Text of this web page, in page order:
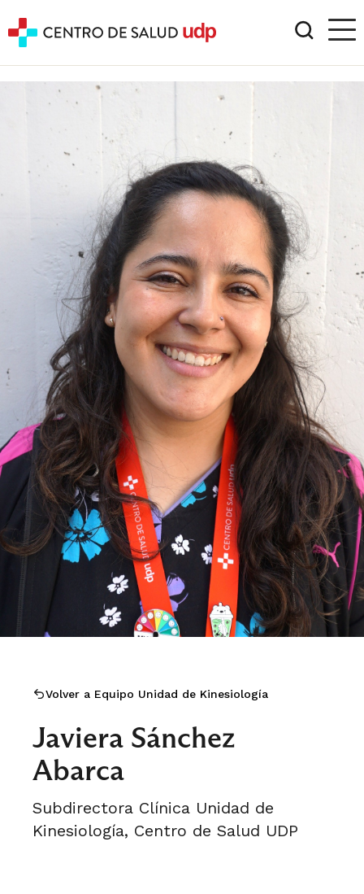
Volver a Equipo Unidad de Kinesiología
Javiera Sánchez
Abarca
Subdirectora Clínica Unidad de
Kinesiología, Centro de Salud UDP